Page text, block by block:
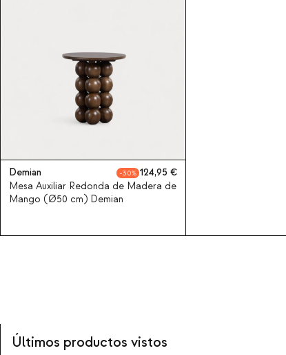
Demian 30
124,95
Mesa Auxiliar Redonda de Madera de
Mango (Ø50 cm) Demian
Últimos productos vistos